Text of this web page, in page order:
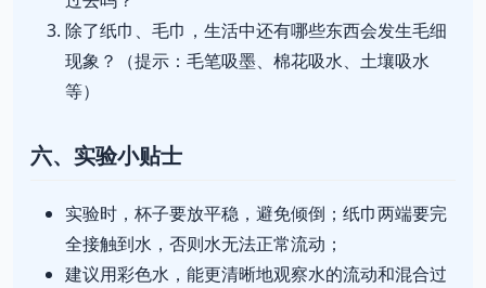
除了纸巾、毛巾，生活中还有哪些东西会发生毛细
现象？（提示：毛笔吸墨、棉花吸水、土壤吸水
等）
六、实验小贴士
实验时，杯子要放平稳，避免倾倒；纸巾两端要完
全接触到水，否则水无法正常流动；
建议用彩色水，能更清晰地观察水的流动和混合过